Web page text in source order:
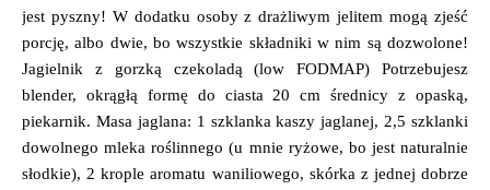
jest pyszny! W dodatku osoby z drażliwym jelitem mogą zjeść
porcję, albo dwie, bo wszystkie składniki w nim są dozwolone!
Jagielnik z gorzką czekoladą (low FODMAP) Potrzebujesz
blender, okrągłą formę do ciasta 20 cm średnicy z opaską,
piekarnik. Masa jaglana: 1 szklanka kaszy jaglanej, 2,5 szklanki
dowolnego mleka roślinnego (u mnie ryżowe, bo jest naturalnie
słodkie), 2 krople aromatu waniliowego, skórka z jednej dobrze